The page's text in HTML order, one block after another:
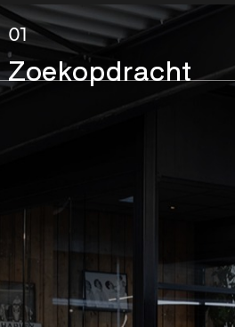
01
Zoekopdracht